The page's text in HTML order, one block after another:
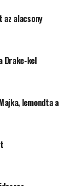
az alacsony
Drake-kel
lemondta a